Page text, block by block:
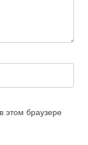
этом браузере